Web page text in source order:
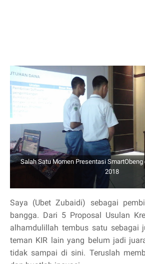
Salah Satu Momen Presentasi SmartObeng
2018
Saya (Ubet Zubaidi) sebagai
bangga. Dari 5 Proposal Usulan
alhamdulillah tembus satu sebagai
teman KIR lain yang belum jadi
tidak sampai di sini. Teruslah